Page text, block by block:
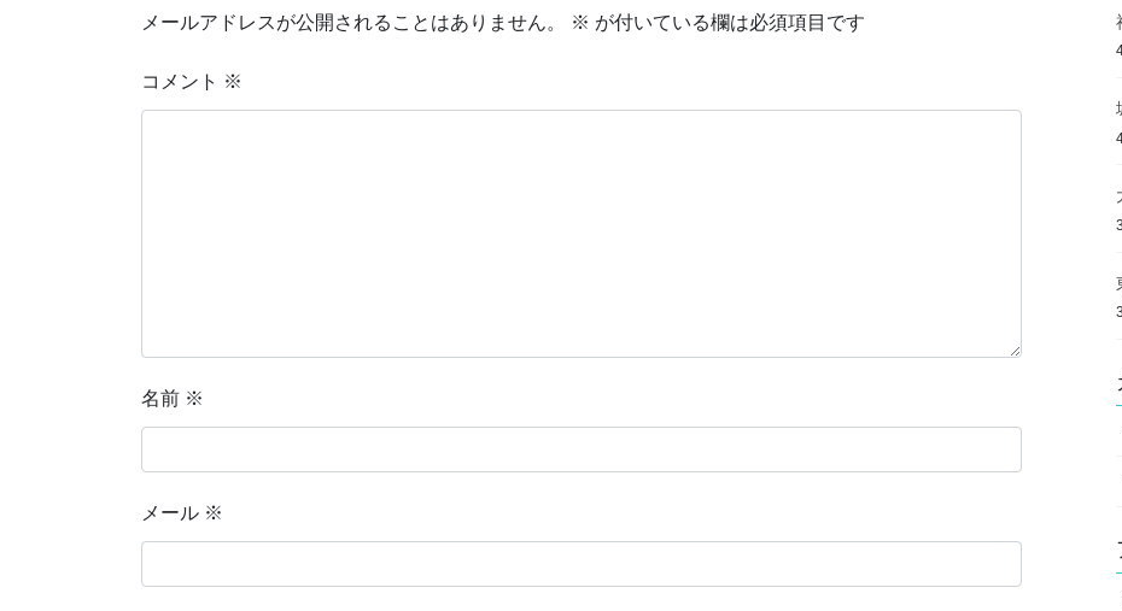
メールアドレスが公開されることはありません。 ※ が付いている欄は必須項目です
コメント ※
名前 ※
メール ※